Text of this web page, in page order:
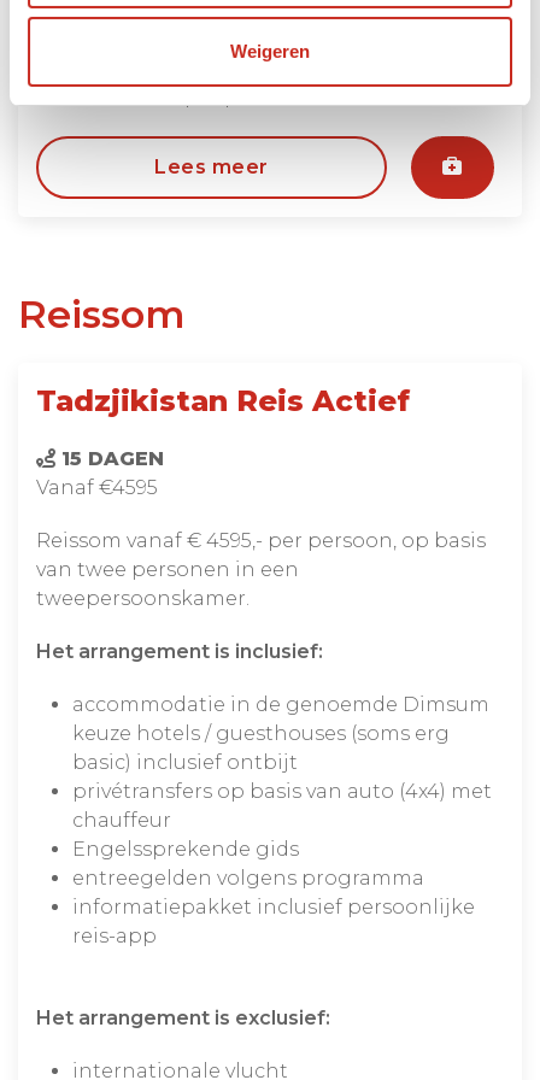
Weigeren
Tadzjikistan, Iskanderkul en Haft Kul
Lees meer
Reissom
Tadzjikistan Reis Actief
15 DAGEN
Vanaf €4595
Reissom vanaf € 4595,- per persoon, op basis
van twee personen in een
tweepersoonskamer.
Het arrangement is inclusief:
accommodatie in de genoemde Dimsum
keuze hotels / guesthouses (soms erg
basic) inclusief ontbijt
privétransfers op basis van auto (4x4) met
chauffeur
Engelssprekende gids
entreegelden volgens programma
informatiepakket inclusief persoonlijke
reis-app
Het arrangement is exclusief:
internationale vlucht